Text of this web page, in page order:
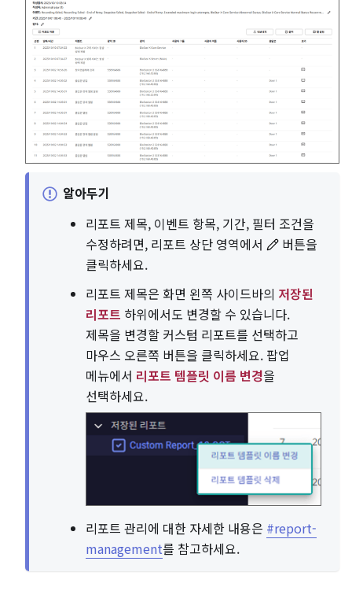
알아두기
리포트 제목, 이벤트 항목, 기간, 필터 조건을
수정하려면, 리포트 상단 영역에서
버튼을
클릭하세요.
리포트 제목은 화면 왼쪽 사이드바의 저장된
리포트 하위에서도 변경할 수 있습니다.
제목을 변경할 커스텀 리포트를 선택하고
마우스 오른쪽 버튼을 클릭하세요. 팝업
메뉴에서 리포트 템플릿 이름 변경을
선택하세요.
리포트 관리에 대한 자세한 내용은 #report-
management를 참고하세요.